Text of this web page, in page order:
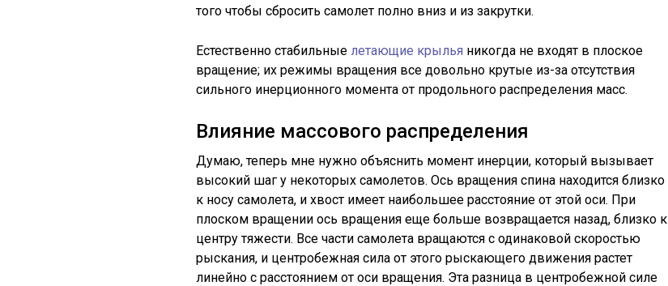
того чтобы сбросить самолет полно вниз и из закрутки.
Естественно стабильные летающие крылья никогда не входят в плоское
вращение; их режимы вращения все довольно крутые из-за отсутствия
сильного инерционного момента от продольного распределения масс.
Влияние массового распределения
Думаю, теперь мне нужно объяснить момент инерции, который вызывает
высокий шаг у некоторых самолетов. Ось вращения спина находится близко
к носу самолета, и хвост имеет наибольшее расстояние от этой оси. При
плоском вращении ось вращения еще больше возвращается назад, близко к
центру тяжести. Все части самолета вращаются с одинаковой скоростью
рыскания, и центробежная сила от этого рыскающего движения растет
линейно с расстоянием от оси вращения. Эта разница в центробежной силе